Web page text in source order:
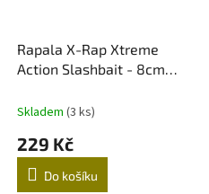
Rapala X-Rap Xtreme
Action Slashbait - 8cm
Skladem (3 ks)
229 Kč
Do košíku